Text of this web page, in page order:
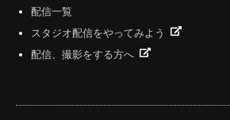
配信一覧
スタジオ配信をやってみよう
配信、撮影をする方へ